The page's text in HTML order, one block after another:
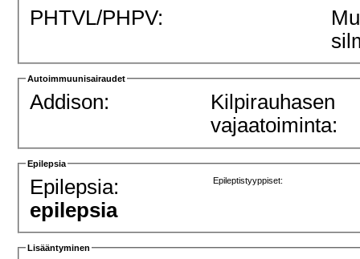
PHTVL/PHPV:
Autoimmuunisairaudet
Addison:
Kilpirauhasen
vajaatoiminta:
Epilepsia
Epilepsia:
epilepsia
Epileptistyyppiset:
Lisääntyminen